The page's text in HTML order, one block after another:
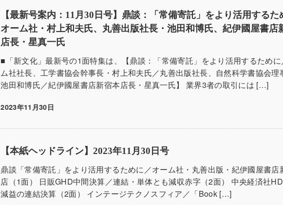
【最新号案内：11月30日号】鼎談：「常備寄託」をより活用するた
オーム社・村上和夫氏、丸善出版社長・池田和博氏、紀伊國屋書店
店長・星真一氏
■「新文化」最新号の1面特集は、【鼎談：「常備寄託」をより活用するために
ム社社長、工学書協会幹事長・村上和夫氏／丸善出版社長、自然科学書協会理
池田和博氏／紀伊國屋書店新宿本店長・星真一氏】 業界3者の取引には […]
投稿日
2023年11月30日
【本紙ヘッドライン】2023年11月30日号
鼎談「常備寄託」をより活用するために／オーム社・丸善出版・紀伊國屋書店
店（1面） 日販GHD中間決算／連結・単体とも減収赤字（2面） 中央経済社
減益の連結決算（2面） インテージテクノスフィア／「Book […]